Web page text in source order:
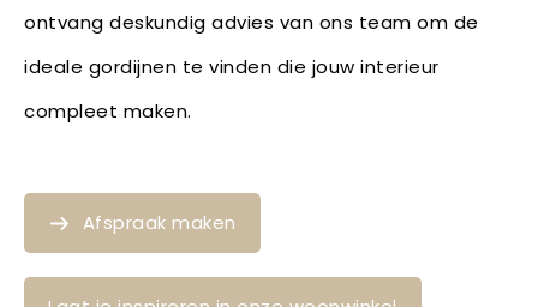
ontvang deskundig advies van ons team om de
ideale gordijnen te vinden die jouw interieur
compleet maken.
Afspraak maken